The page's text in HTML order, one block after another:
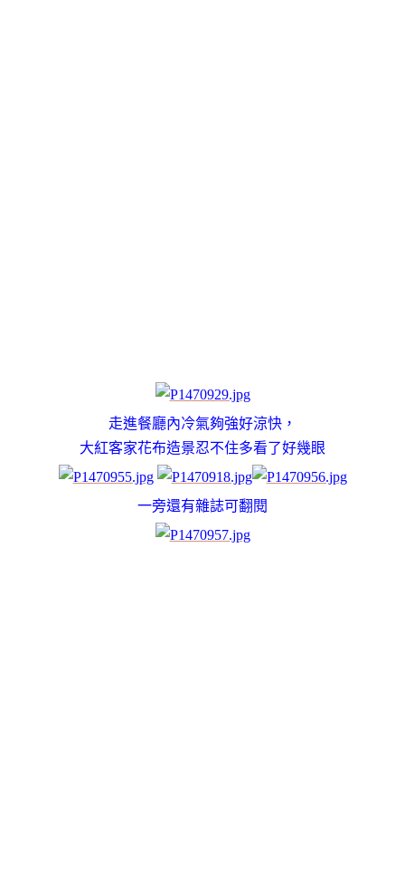
走進餐廳內冷氣夠強好涼快，
大紅客家花布造景忍不住多看了好幾眼
一旁還有雜誌可翻閱